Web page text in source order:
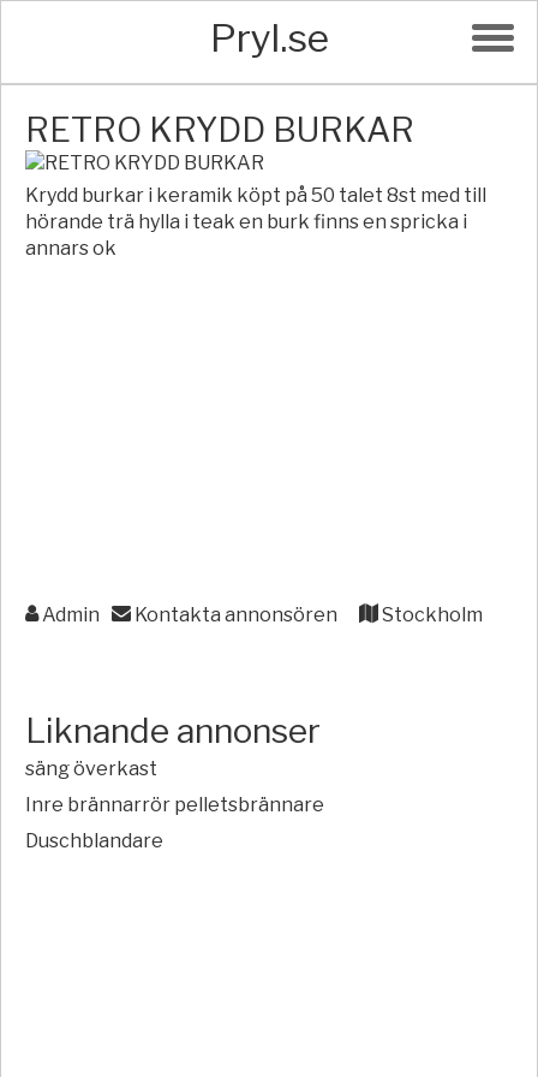
Pryl.se
RETRO KRYDD BURKAR
Krydd burkar i keramik köpt på 50 talet 8st med till
hörande trä hylla i teak en burk finns en spricka i
annars ok
Admin Kontakta annonsören Stockholm
Liknande annonser
säng överkast
Inre brännarrör pelletsbrännare
Duschblandare